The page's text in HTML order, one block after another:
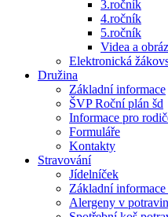
3.ročník
4.ročník
5.ročník
Videa a
Elektronická
Družina
Základní informace
ŠVP Roční plán šd
Informace pro
Formuláře
Kontakty
Stravování
Jídelníček
Základní informace
Alergeny v